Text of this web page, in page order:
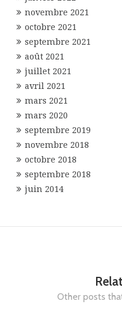
novembre 2021
octobre 2021
septembre 2021
août 2021
juillet 2021
avril 2021
mars 2021
mars 2020
septembre 2019
novembre 2018
octobre 2018
septembre 2018
juin 2014
Other posts